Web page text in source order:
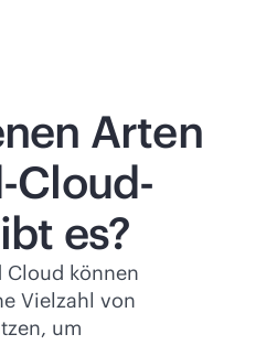
Arten
Cloud-
es?
Cloud können
Vielzahl von
um